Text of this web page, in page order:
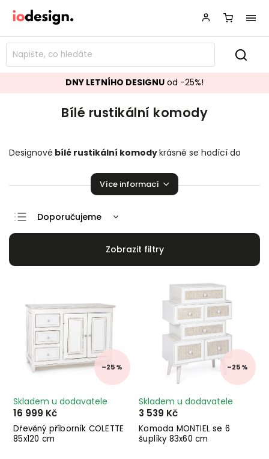
DNY LETNÍHO DESIGNU od -25%!
Bílé rustikální komody
Designové bílé rustikální komodykrásně se hodící do
zaručeně rozzáří vaší domácnosti!
Více informací
Doporučujeme
Nejlevnější
–25 %
Dřevěný příborník COLETTE
85x120 cm
Skladem u dodavatele
16 999 Kč
–25 %
Komoda MONTIEL se 6
šuplíky 83x60 cm
Skladem u dodavatele
3 539 Kč